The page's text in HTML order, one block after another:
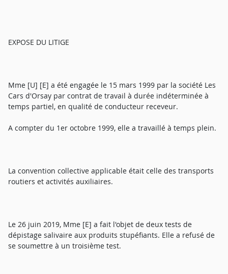
EXPOSE DU LITIGE
Mme [U] [E] a été engagée le 15 mars 1999 par la société Les
Cars d'Orsay par contrat de travail à durée indéterminée à
temps partiel, en qualité de conducteur receveur.
A compter du 1er octobre 1999, elle a travaillé à temps plein.
La convention collective applicable était celle des transports
routiers et activités auxiliaires.
Le 26 juin 2019, Mme [E] a fait l'objet de deux tests de
dépistage salivaire aux produits stupéfiants. Elle a refusé de
se soumettre à un troisième test.